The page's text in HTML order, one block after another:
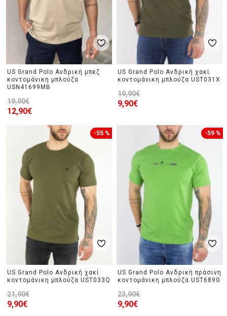
US Grand Polo Ανδρική μπεζ
κοντομάνικη μπλούζα
USN41699MB
12,90€
19,90€
US Grand Polo Ανδρική χακί
κοντομάνικη μπλούζα UST031X
9,90€
19,90€
-55 %
US Grand Polo Ανδρική χακί
κοντομάνικη μπλούζα UST033Q
9,90€
21,90€
-59 %
US Grand Polo Ανδρική πράσινη
κοντομάνικη μπλούζα UST689G
9,90€
23,90€